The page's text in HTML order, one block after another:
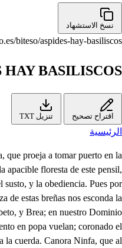
نسخ الاستشهاد
biteso/aspides-hay-basiliscos.
HAY BASILISCOS
اقتراح تصحيح تنزيل TXT
الرئيسية
en lo que fui las señas de lo que soy. Mas Tropa allí lisonjera de libres alborozados Zagales, da matizados . adornos a la Ribera; y allí cuando el golfo bruma, vatel, que al margen arriba, rechaza la fugitiva indignación de la espuma: Qué será esto! Mas si airado el hado me ha de guiar, qué aventuro yo en fiar, o yerre, o acierte el hado, mi gobierno de su influjo, que él en confusión tan nueva me dirá donde me lleva, pues ya sé donde me trujo. Pues nuestra Isla logra tan alta dicha, su Monarca la juren las demás Islas; y en su alegría sean voces albogues, trompas, litas. Pues en ella se hóspeda quien si la pisa; si cortés la saluda, fiel la domina. En su alegría sean voces albogues, trompas, liras. Invicto Heroe. Augusto Joven:: Cuyo Cetro:: Cuya Silla:: Reverenciado del tiempo:? Venerado de la envidia:: La fama orla de laureles:: El Sol ciñe de conquistas:: No el que a vista de esa fuerte vaga Armada:: No el que a vista del rumbo con que a las Costas de nuestro Dominio arriba: Maneje el valor las arnm Récele el susto las ruinas. A nuestra atención estorba: A nuestro alborozo quita:: Que en voces de nuestra Diosa, una vez reconocida persona, y intención:: Que asegurado a su vista el recelo, que nos mueve del eco, que nos avisa:: Vuelto en aplauso el enojo:: Trocada en solaz la ira:: Con músicas os aplauda:: Con júbilos os reciba:: En cuya fe, yo de parte de cuantas hermosas Ninfas guarda el Templo de Minerva:: Y yo de cuantos abrigan rústicos Zagales tantas derramadas al